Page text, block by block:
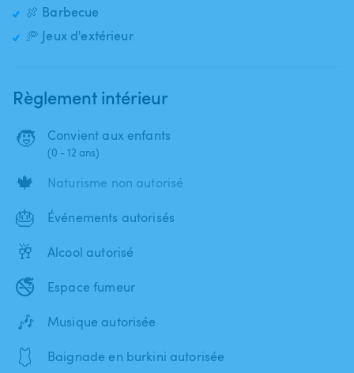
🍖 Barbecue
🥏 Jeux d'extérieur
Règlement intérieur
🧒 Convient aux enfants
(0 - 12 ans)
🍁 Naturisme non autorisé
🎂 Événements autorisés
🥂 Alcool autorisé
🚭 Espace fumeur
🎶 Musique autorisée
🩱 Baignade en burkini autorisée